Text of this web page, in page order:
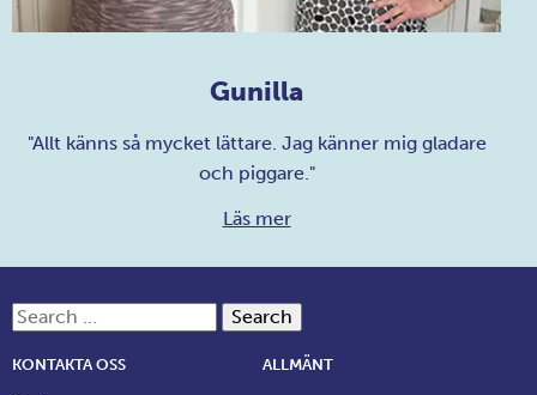
Gunilla
"Allt känns så mycket lättare. Jag känner mig gladare
och piggare."
Läs mer
Search for:
KONTAKTA OSS ALLMÄNT